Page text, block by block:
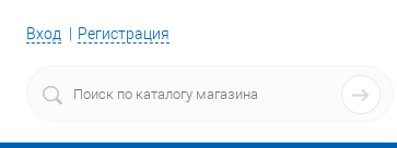
Вход Регистрация